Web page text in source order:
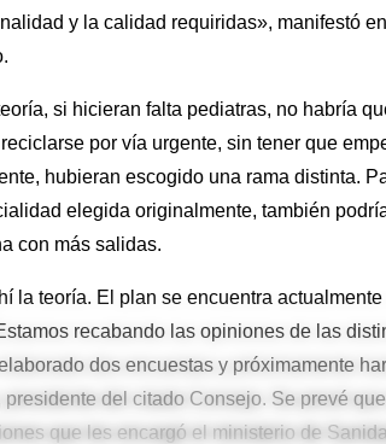
y la calidad requiridas», manifestó
si hicieran falta pediatras, no habría
por vía urgente, sin tener que
hubieran escogido una rama distinta.
elegida originalmente, también
con más salidas.
la teoría. El plan se encuentra
recabando las opiniones de las
dos encuestas y próximamente
presidente del citado Consejo. Se prevé
que les encargó el ministerio de